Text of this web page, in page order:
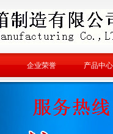
企业荣誉 产品中心